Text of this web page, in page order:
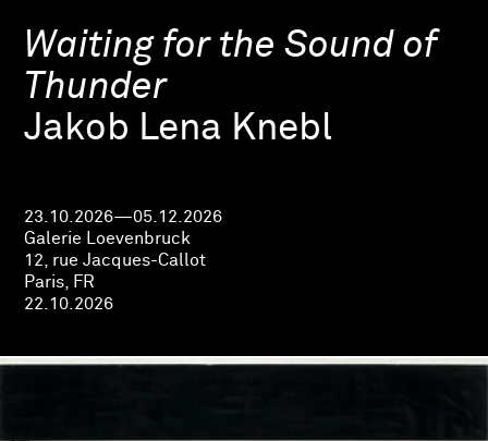
Waiting for the Sound of
Thunder
Jakob Lena Knebl
23.10.2026—05.12.2026
Galerie Loevenbruck
12, rue Jacques-Callot
Paris, FR
22.10.2026